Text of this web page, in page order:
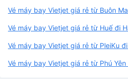
Vé máy bay Vietjet giá rẻ từ Buôn
Vé máy bay Vietjet giá rẻ từ Huế đi
Vé máy bay Vietjet giá rẻ từ PleiKu
Vé máy bay Vietjet giá rẻ từ Phú